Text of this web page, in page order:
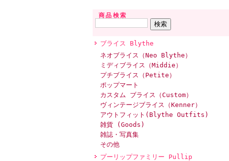
商品検索
ブライス Blythe
ネオブライス（Neo Blythe）
ミディブライス（Middie）
プチブライス（Petite）
ポップマート
カスタム ブライス（Custom）
ヴィンテージブライス（Kenner）
アウトフィット(Blythe Outfits)
雑貨 (Goods)
雑誌・写真集
その他
プーリップファミリー Pullip